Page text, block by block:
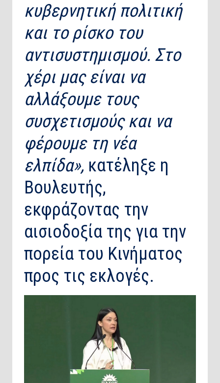
κυβερνητική πολιτική
και το ρίσκο του
αντισυστημισμού. Στο
χέρι μας είναι να
αλλάξουμε τους
συσχετισμούς και να
φέρουμε τη νέα
ελπίδα», κατέληξε η
Βουλευτής,
εκφράζοντας την
αισιοδοξία της για την
πορεία του Κινήματος
προς τις εκλογές.